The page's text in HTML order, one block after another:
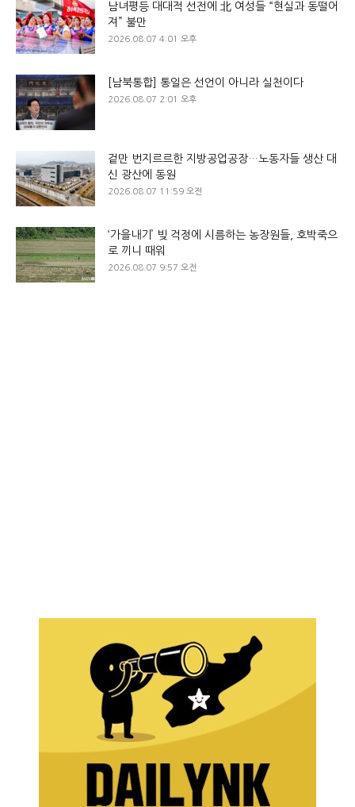
남녀평등 대대적 선전에 北 여성들 “현실과 동떨어
져” 불만
2026.08.07 4:01 오후
[남북통합] 통일은 선언이 아니라 실천이다
2026.08.07 2:01 오후
겉만 번지르르한 지방공업공장…노동자들 생산 대
신 광산에 동원
2026.08.07 11:59 오전
‘가을내기’ 빚 걱정에 시름하는 농장원들, 호박죽으
로 끼니 때워
2026.08.07 9:57 오전